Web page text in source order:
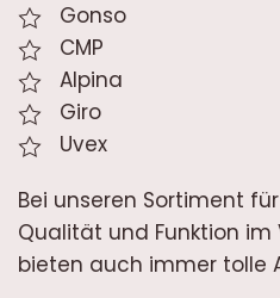
Gonso
CMP
Alpina
Giro
Uvex
Bei unseren Sortiment
Qualität und Funktion im
bieten auch immer tolle